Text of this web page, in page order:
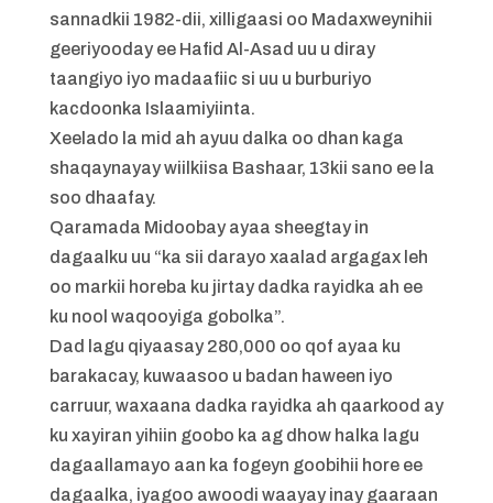
sannadkii 1982-dii, xilligaasi oo Madaxweynihii
geeriyooday ee Hafid Al-Asad uu u diray
taangiyo iyo madaafiic si uu u burburiyo
kacdoonka Islaamiyiinta.
Xeelado la mid ah ayuu dalka oo dhan kaga
shaqaynayay wiilkiisa Bashaar, 13kii sano ee la
soo dhaafay.
Qaramada Midoobay ayaa sheegtay in
dagaalku uu “ka sii darayo xaalad argagax leh
oo markii horeba ku jirtay dadka rayidka ah ee
ku nool waqooyiga gobolka”.
Dad lagu qiyaasay 280,000 oo qof ayaa ku
barakacay, kuwaasoo u badan haween iyo
carruur, waxaana dadka rayidka ah qaarkood ay
ku xayiran yihiin goobo ka ag dhow halka lagu
dagaallamayo aan ka fogeyn goobihii hore ee
dagaalka, iyagoo awoodi waayay inay gaaraan